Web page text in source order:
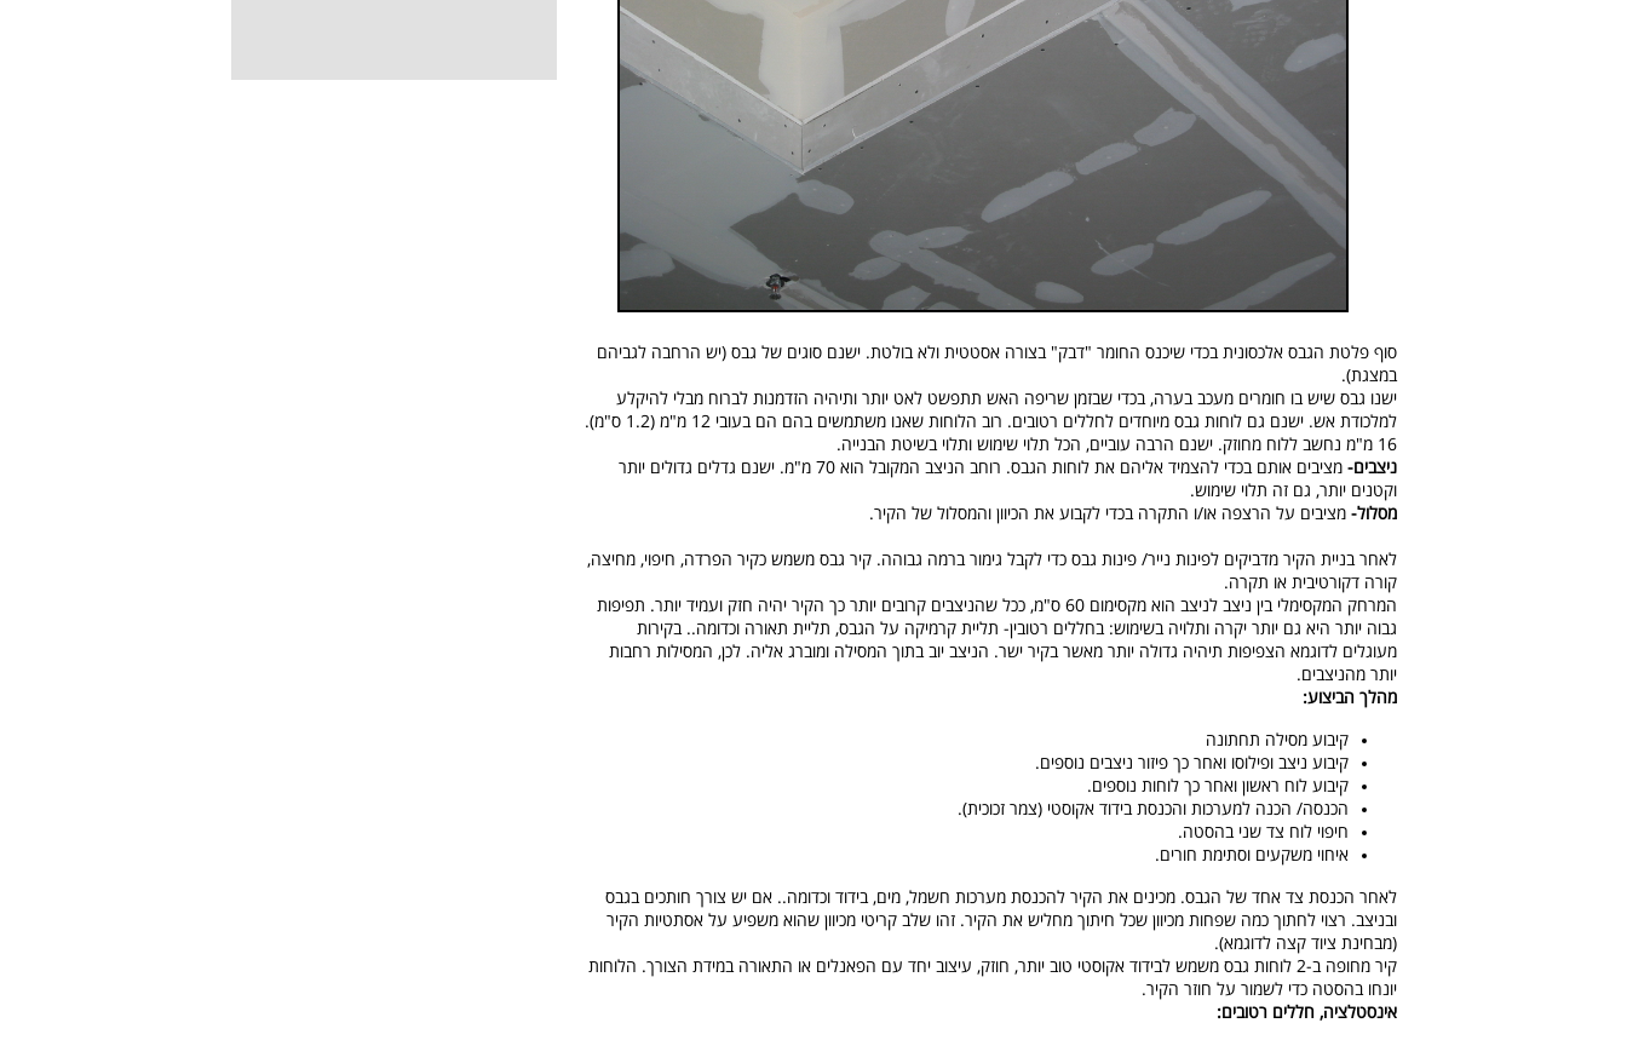
סוף פלטת הגבס אלכסונית בכדי שיכנס החומר "דבק" בצורה אסטטית ולא בולטת. ישנם סוגים של גבס (יש הרחבה לגביהם
במצגת).
ישנו גבס שיש בו חומרים מעכב בערה, בכדי שבזמן שריפה האש תתפשט לאט יותר ותיהיה הזדמנות לברוח מבלי להיקלע
למלכודת אש. ישנם גם לוחות גבס מיוחדים לחללים רטובים. רוב הלוחות שאנו משתמשים בהם הם בעובי 12 מ"מ (1.2 ס"מ).
16 מ"מ נחשב ללוח מחוזק. ישנם הרבה עוביים, הכל תלוי שימוש ותלוי בשיטת הבנייה.
ניצבים-
מציבים אותם בכדי להצמיד אליהם את לוחות הגבס. רוחב הניצב המקובל הוא 70 מ"מ. ישנם גדלים גדולים יותר
וקטנים יותר, גם זה תלוי שימוש.
מסלול- מציבים על הרצפה או/ו התקרה בכדי לקבוע את הכיוון והמסלול של הקיר.
לאחר בניית הקיר מדביקים לפינות נייר/ פינות גבס כדי לקבל גימור ברמה גבוהה. קיר גבס משמש כקיר הפרדה, חיפוי, מחיצה,
קורה דקורטיבית או תקרה.
המרחק המקסימלי בין ניצב לניצב הוא מקסימום 60 ס"מ, ככל שהניצבים קרובים יותר כך הקיר יהיה חזק ועמיד יותר. תפיפות
גבוה יותר היא גם יותר יקרה ותלויה בשימוש: בחללים רטובין- תליית קרמיקה על הגבס, תליית תאורה וכדומה.. בקירות
מעוגלים לדוגמא הצפיפות תיהיה גדולה יותר מאשר בקיר ישר. הניצב יוב בתוך המסילה ומוברג אליה. לכן, המסילות רחבות
יותר מהניצבים.
מהלך הביצוע:
קיבוע מסילה תחתונה
קיבוע ניצב ופילוסו ואחר כך פיזור ניצבים נוספים.
קיבוע לוח ראשון ואחר כך לוחות נוספים.
הכנסה/ הכנה למערכות והכנסת בידוד אקוסטי (צמר זכוכית).
חיפוי לוח צד שני בהסטה.
איחוי משקעים וסתימת חורים.
לאחר הכנסת צד אחד של הגבס. מכינים את הקיר להכנסת מערכות חשמל, מים, בידוד וכדומה.. אם יש צורך חותכים בגבס
ובניצב. רצוי לחתוך כמה שפחות מכיוון שכל חיתוך מחליש את הקיר. זהו שלב קריטי מכיוון שהוא משפיע על אסתטיות הקיר
(מבחינת ציוד קצה לדוגמא).
קיר מחופה ב-2 לוחות גבס משמש לבידוד אקוסטי טוב יותר, חוזק, עיצוב יחד עם הפאנלים או התאורה במידת הצורך. הלוחות
יונחו בהסטה כדי לשמור על חוזר הקיר.
אינסטלציה, חללים רטובים: